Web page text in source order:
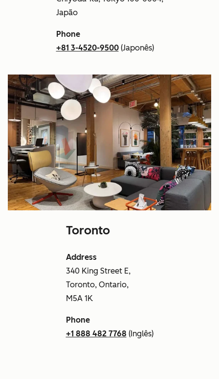
Japão
Phone
+81 3-4520-9500(Japonês)
Toronto
Address
340 King Street E,
Toronto, Ontario,
M5A 1K
Phone
+1 888 482 7768 (Inglês)